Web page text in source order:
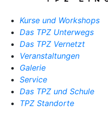
Kurse und Workshops
Das TPZ Unterwegs
Das TPZ Vernetzt
Veranstaltungen
Galerie
Service
Das TPZ und Schule
TPZ Standorte